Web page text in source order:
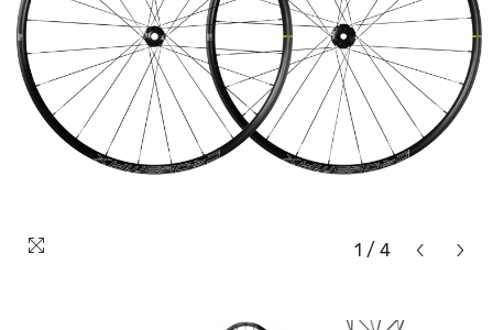
1 / 4